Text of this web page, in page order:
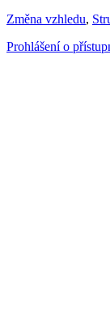
Změna vzhledu,
Prohlášení o